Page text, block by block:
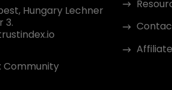
Hungary Lechner
3.
Community